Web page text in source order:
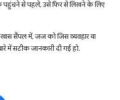
पहुंचने से पहले, उसे फिर से लिखने के लिए
खास सैंपल में, जज को जिस व्यवहार या
में सटीक जानकारी दी गई हो.